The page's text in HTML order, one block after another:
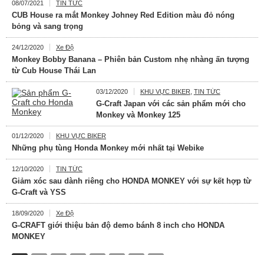
08/07/2021 TIN TỨC
CUB House ra mắt Monkey Johney Red Edition màu đỏ nóng
bỏng và sang trọng
24/12/2020 Xe Độ
Monkey Bobby Banana – Phiên bản Custom nhẹ nhàng ấn tượng
từ Cub House Thái Lan
03/12/2020 KHU VỰC BIKER TIN TỨC
G-Craft Japan với các sản phẩm mới cho
Monkey và Monkey 125
01/12/2020 KHU VỰC BIKER
Những phụ tùng Honda Monkey mới nhất tại Webike
12/10/2020 TIN TỨC
Giảm xóc sau dành riêng cho HONDA MONKEY với sự kết hợp từ
G-Craft và YSS
18/09/2020 Xe Độ
G-CRAFT giới thiệu bản độ demo bánh 8 inch cho HONDA
MONKEY